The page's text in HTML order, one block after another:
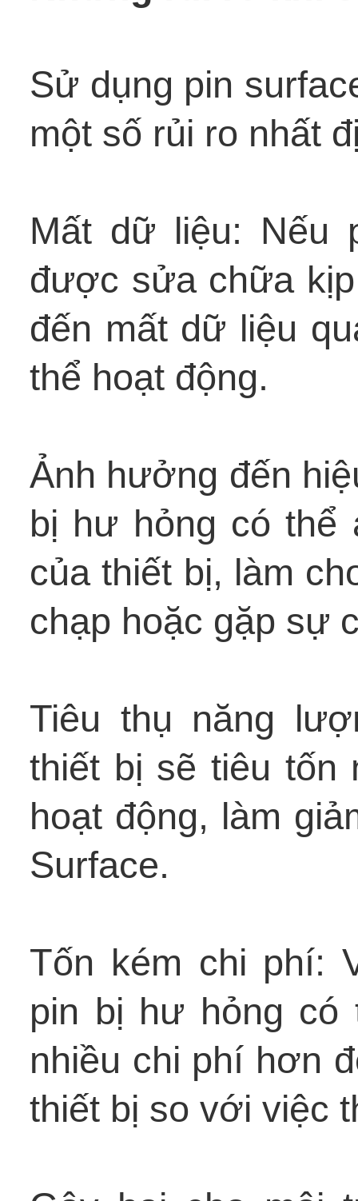
Sử dụng pin
một số rủi ro nhất
Mất dữ liệu: Nếu
được sửa chữa
đến mất dữ liệu
thể hoạt động.
Ảnh hưởng đến
bị hư hỏng có thể
của thiết bị, làm
chạp hoặc gặp sự
Tiêu thụ năng
thiết bị sẽ tiêu tốn
hoạt động, làm
Surface.
Tốn kém chi phí:
pin bị hư hỏng có
nhiều chi phí hơn
thiết bị so với việc